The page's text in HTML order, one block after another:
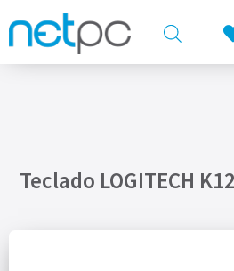
Teclado LOGITECH